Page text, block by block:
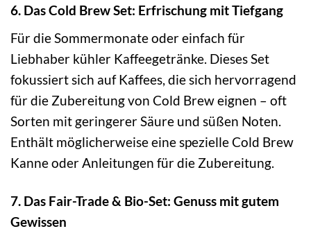
6. Das Cold Brew Set: Erfrischung mit Tiefgang
Für die Sommermonate oder einfach für
Liebhaber kühler Kaffeegetränke. Dieses Set
fokussiert sich auf Kaffees, die sich hervorragend
für die Zubereitung von Cold Brew eignen – oft
Sorten mit geringerer Säure und süßen Noten.
Enthält möglicherweise eine spezielle Cold Brew
Kanne oder Anleitungen für die Zubereitung.
7. Das Fair-Trade & Bio-Set: Genuss mit gutem
Gewissen